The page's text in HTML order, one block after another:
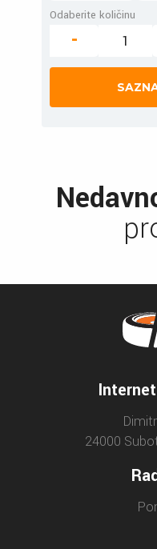
Odaberite količinu
-
24000